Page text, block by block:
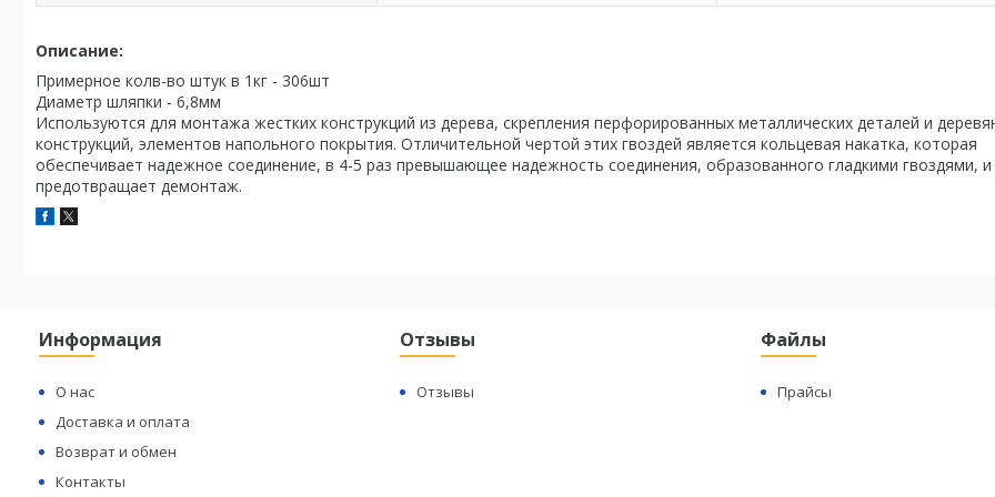
Описание:
Примерное колв-во штук в 1кг - 306шт
Диаметр шляпки - 6,8мм
Используются для монтажа жестких конструкций из дерева, скрепления перфорированных металлических деталей и
конструкций, элементов напольного покрытия. Отличительной чертой этих гвоздей является кольцевая накатка, которая
обеспечивает надежное соединение, в 4-5 раз превышающее надежность соединения, образованного гладкими гвоздями, и
предотвращает демонтаж.
Информация
О нас
Доставка и оплата
Возврат и обмен
Контакты
Отзывы
Отзывы
Файлы
Прайсы